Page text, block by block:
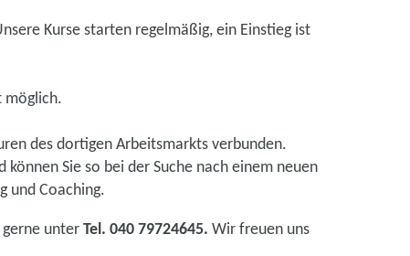
Kurse starten regelmäßig, ein Einstieg ist
möglich.
des dortigen Arbeitsmarkts verbunden.
Sie so bei der Suche nach einem neuen
und Coaching.
gerne unter Tel. 040 79724645. Wir freuen uns